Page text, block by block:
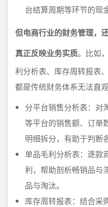
台结算周期等环节的现
但电商行业的财务管理，
真正反映业务实质。比如
利分析表、库存周转报表
都是传统财务体系无法直
分平台销售分析表：对
等平台的销售额、订单
明细拆分，有助于判断
单品毛利分析表：逐款
利，帮助剖析畅销品与
品与淘汰。
库存周转报表：结合采